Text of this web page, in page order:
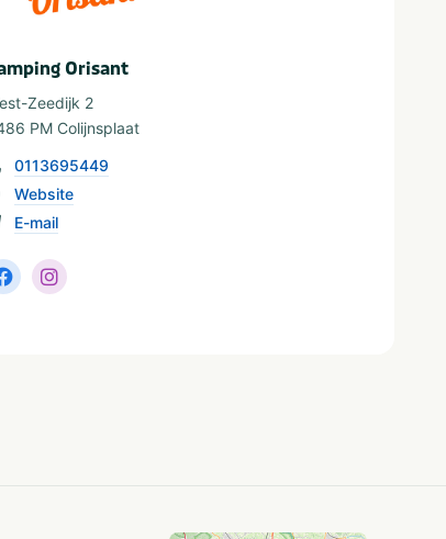
Orisant
Zeedijk 2
PM Colijnsplaat
0113695449
Website
E-mail